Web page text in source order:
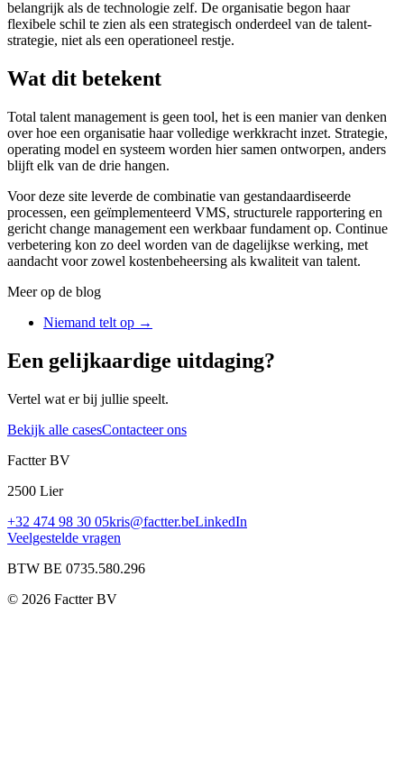
belangrijk als de technologie zelf. De organisatie begon haar
flexibele schil te zien als een strategisch onderdeel van de talent-
strategie, niet als een operationeel restje.
Wat dit betekent
Total talent management is geen tool, het is een manier van denken
over hoe een organisatie haar volledige werkkracht inzet. Strategie,
operating model en systeem worden hier samen ontworpen, anders
blijft elk van de drie hangen.
Voor deze site leverde de combinatie van gestandaardiseerde
processen, een geïmplementeerd VMS, structurele rapportering en
gericht change management een werkbaar fundament op. Continue
verbetering kon zo deel worden van de dagelijkse werking, met
aandacht voor zowel kostenbeheersing als kwaliteit van talent.
Meer op de blog
Niemand telt op →
Een gelijkaardige uitdaging?
Vertel wat er bij jullie speelt.
Bekijk alle casesContacteer ons
Factter BV
2500 Lier
+32 474 98 30 05kris@factter.beLinkedIn
Veelgestelde vragen
BTW BE 0735.580.296
© 2026 Factter BV